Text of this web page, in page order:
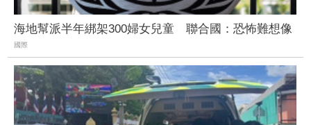
海地幫派半年綁架300婦女兒童 聯合國：恐怖難想像
國際